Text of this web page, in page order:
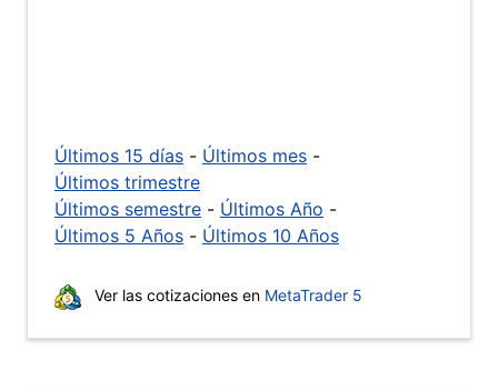
Últimos 15 días - Últimos mes -
Últimos trimestre
Últimos semestre - Últimos Año -
Últimos 5 Años - Últimos 10 Años
Ver las cotizaciones en MetaTrader 5